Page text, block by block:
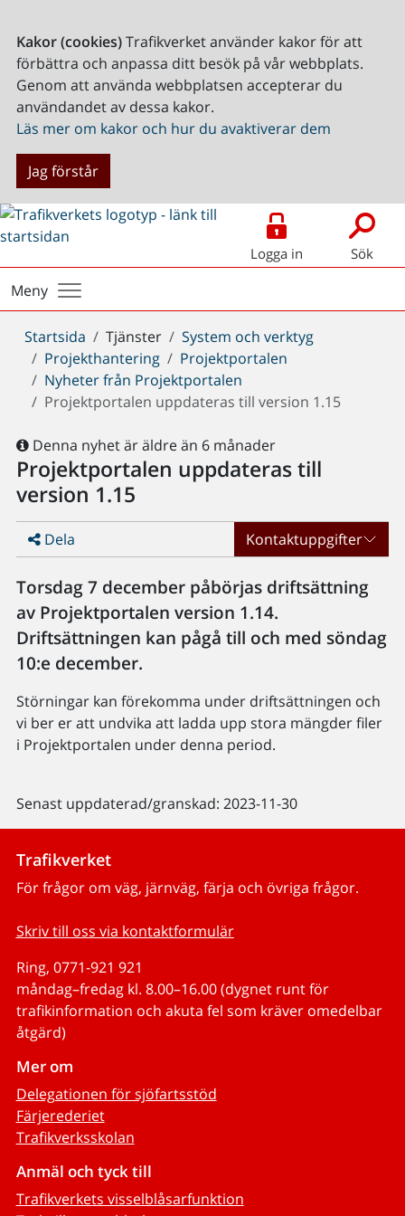
Kakor (cookies)Trafikverket använder kakor för att
förbättra och anpassa ditt besök på vår webbplats.
Genom att använda webbplatsen accepterar du
användandet av dessa kakor.
Läs mer om kakor och hur du avaktiverar dem
Jag förstår
Logga in Sök
Meny
Du
är
här:
Startsida Tjänster
System och verktyg
Projekthantering
Projektportalen
Nyheter från Projektportalen
Projektportalen uppdateras till version 1.15
Denna nyhet är äldre än 6 månader
Projektportalen uppdateras till
version 1.15
Dela Kontaktuppgifter
Torsdag 7 december påbörjas driftsättning
av Projektportalen version 1.14.
Driftsättningen kan pågå till och med söndag
10:e december.
Störningar kan förekomma under driftsättningen och
vi ber er att undvika att ladda upp stora mängder filer
i Projektportalen under denna period.
Senast uppdaterad/granskad: 2023-11-30
Trafikverket
För frågor om väg, järnväg, färja och övriga frågor.
Skriv till oss via kontaktformulär
Ring, 0771-921 921
måndag–fredag kl. 8.00–16.00 (dygnet runt för
trafikinformation och akuta fel som kräver omedelbar
åtgärd)
Mer om
Delegationen för sjöfartsstöd
Färjerederiet
Trafikverksskolan
Anmäl och tyck till
Trafikverkets visselblåsarfunktion